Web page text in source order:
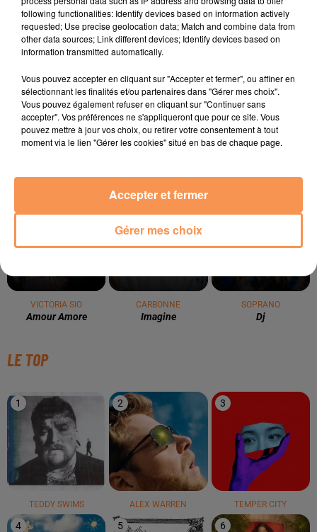
8h33
8h33
VICTORIA SIO
Amour Amore
8h29
8h29
CARBONNE
Imagine
8h27
8h27
SOPRANO
Dj
LE TOP
1
TEDDY SWIMS
2
ALEX WARREN
3
TEMPER CITY
4 5 6
following functionalities: Identify devices based on information actively
requested; Use precise geolocation data; Match and combine data from
other data sources; Link different devices; Identify devices based on
information transmitted automatically.
Vous pouvez accepter en cliquant sur "Accepter et fermer", ou affiner en
sélectionnant les finalités et/ou partenaires dans "Gérer mes choix".
Vous pouvez également refuser en cliquant sur "Continuer sans
accepter". Vos préférences ne s'appliqueront que pour ce site. Vous
pouvez mettre à jour vos choix, ou retirer votre consentement à tout
moment via le lien "Gérer les cookies" situé en bas de chaque page.
Gérer mes choix
Accepter et fermer